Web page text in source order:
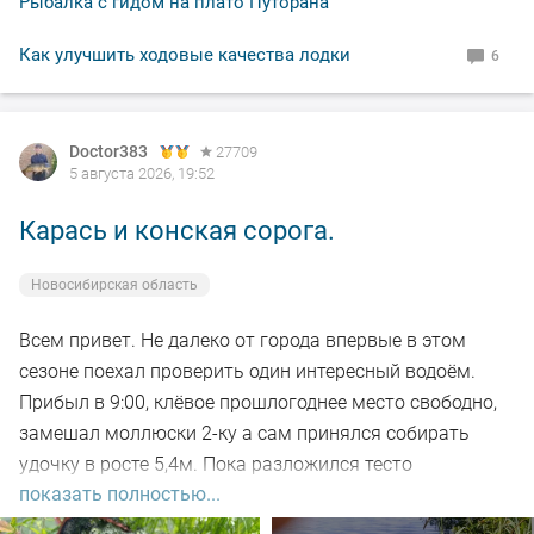
По уровню воды всё путём, особых спадов и скачков
Рыбакам, НХНЧ и рыбацких дней!
Как улучшить ходовые качества лодки 6
Doctor383
27709
5 августа 2026, 19:52
Карась и конская сорога.
Новосибирская область
Всем привет. Не далеко от города впервые в этом
сезоне поехал проверить один интересный водоём.
Прибыл в 9:00, клёвое прошлогоднее место свободно,
замешал моллюски 2-ку а сам принялся собирать
удочку в росте 5,4м. Пока разложился тесто
настоялось, 5-ть закормочных забросов и в бой.
Заброс за забросом, рыба кормится, видно по
показать полностью...